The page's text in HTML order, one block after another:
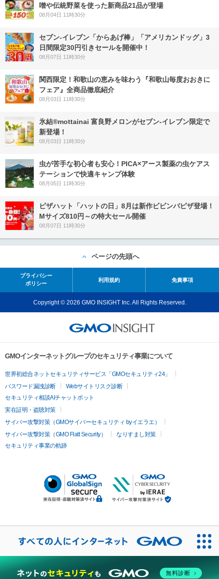
噌や伝統野菜を使った新商品21品が登場
08月04日 11時30分
セブン‐イレブン「からあげ棒」「アメリカンドッグ」3
日間限定30円引きセールを開催中！
08月07日 11時30分
関西限定！和歌山の恵みを味わう『和歌山毎度おおきに
フェア』全商品徹底紹介
08月03日 11時30分
氷結®mottainai 富良野メロンがセブン‐イレブン限定で
新登場！
08月03日 11時30分
虫が苦手な初心者も安心！PICA×アース製薬の虫ケアス
テーションで快適キャンプ体験
08月05日 11時30分
ピザハット「ハットの日」8月は新作ビビンバピザ登場！
Mサイズ810円～の特大セール開催
08月07日 11時30分
ページの先頭へ
プライバシー
ポリシー
利用規約 免責事項
Copyright © 2026 GMO INSIGHT Inc. All Rights Reserved.
GMOインターネットグループのセキュリティ事業について
世界初総合ネットセキュリティサービス「GMOセキュリティ24」
パスワード漏洩診断
Webサイトリスク診断
セキュリティ相談AIチャットボット
実在証明・盗聴対策
サイバー攻撃対策（GMOサイバーセキュリティ byイエラエ）
サイバー攻撃対策（GMO Flatt Security）
なりすまし対策
セキュリティ事業の軌跡
無料診断